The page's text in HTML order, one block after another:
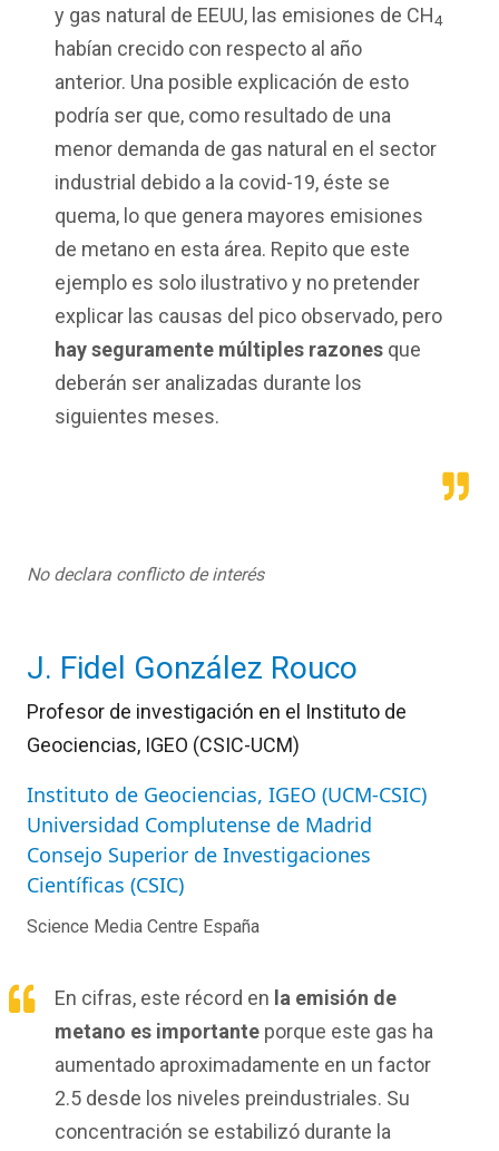
y gas natural de EEUU, las emisiones de CH4
habían crecido con respecto al año
anterior. Una posible explicación de esto
podría ser que, como resultado de una
menor demanda de gas natural en el sector
industrial debido a la covid-19, éste se
quema, lo que genera mayores emisiones
de metano en esta área. Repito que este
ejemplo es solo ilustrativo y no pretender
explicar las causas del pico observado, pero
hay seguramente múltiples razones que
deberán ser analizadas durante los
siguientes meses.
No declara conflicto de interés
J. Fidel González Rouco
Profesor de investigación en el Instituto de
Geociencias, IGEO (CSIC-UCM)
Instituto de Geociencias, IGEO (UCM-CSIC)
Universidad Complutense de Madrid
Consejo Superior de Investigaciones
Científicas (CSIC)
Science Media Centre España
En cifras, este récord en la emisión de
metano es importante porque este gas ha
aumentado aproximadamente en un factor
2.5 desde los niveles preindustriales. Su
concentración se estabilizó durante la